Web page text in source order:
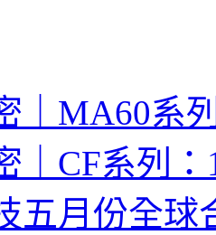
｜MA60系
｜CF系列：
五月份全球